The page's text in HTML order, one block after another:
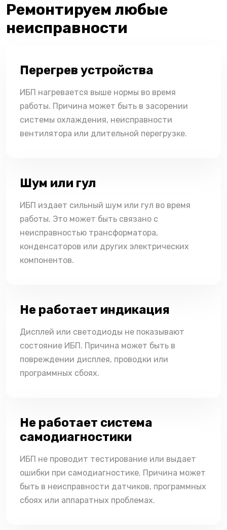
Ремонтируем любые
неисправности
Перегрев устройства
ИБП нагревается выше нормы во время
работы. Причина может быть в засорении
системы охлаждения, неисправности
вентилятора или длительной перегрузке.
Шум или гул
ИБП издает сильный шум или гул во время
работы. Это может быть связано с
неисправностью трансформатора,
конденсаторов или других электрических
компонентов.
Не работает индикация
Дисплей или светодиоды не показывают
состояние ИБП. Причина может быть в
повреждении дисплея, проводки или
программных сбоях.
Не работает система
самодиагностики
ИБП не проводит тестирование или выдает
ошибки при самодиагностике. Причина может
быть в неисправности датчиков, программных
сбоях или аппаратных проблемах.